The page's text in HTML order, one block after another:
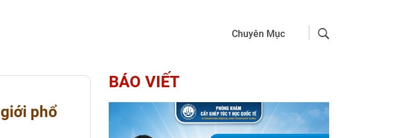
Chuyên Mục
phổ
BÁO VIẾT